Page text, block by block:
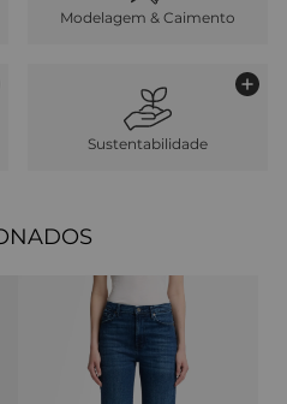
Modelagem & Caimento
Sustentabilidade